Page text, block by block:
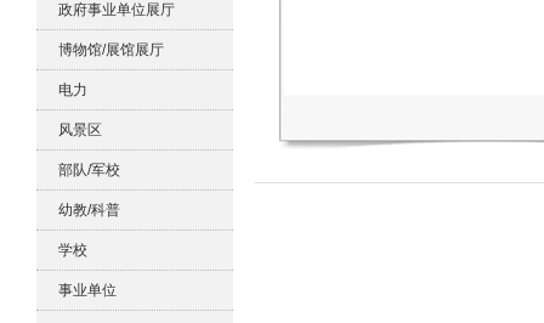
政府事业单位展厅
博物馆/展馆展厅
电力
风景区
部队/军校
幼教/科普
学校
事业单位